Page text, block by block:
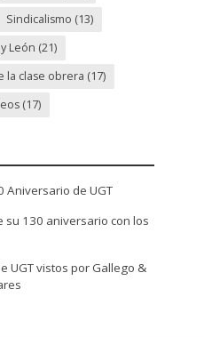
Sindicalismo (13)
León (21)
la clase obrera (17)
(17)
Aniversario de UGT
su 130 aniversario con los
UGT vistos por Gallego &